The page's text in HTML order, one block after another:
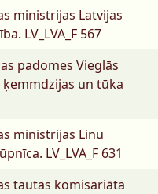
ministrijas Latvijas
LV_LVA_F 567
padomes Vieglās
un tūka
ministrijas Linu
LV_LVA_F 631
tautas komisariāta